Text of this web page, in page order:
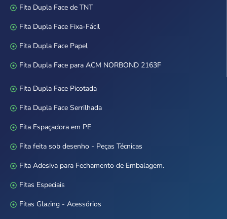
Fita Dupla Face de TNT
Fita Dupla Face Fixa-Fácil
Fita Dupla Face Papel
Fita Dupla Face para ACM NORBOND 2163F
Fita Dupla Face Picotada
Fita Dupla Face Serrilhada
Fita Espaçadora em PE
Fita feita sob desenho - Peças Técnicas
Fita Adesiva para Fechamento de Embalagem.
Fitas Especiais
Fitas Glazing - Acessórios